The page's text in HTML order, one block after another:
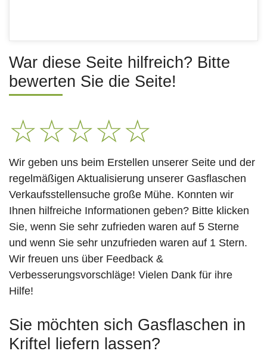
War diese Seite hilfreich? Bitte
bewerten Sie die Seite!
☆☆☆☆☆
Wir geben uns beim Erstellen unserer Seite und der
regelmäßigen Aktualisierung unserer Gasflaschen
Verkaufsstellensuche große Mühe. Konnten wir
Ihnen hilfreiche Informationen geben? Bitte klicken
Sie, wenn Sie sehr zufrieden waren auf 5 Sterne
und wenn Sie sehr unzufrieden waren auf 1 Stern.
Wir freuen uns über Feedback &
Verbesserungsvorschläge! Vielen Dank für ihre
Hilfe!
Sie möchten sich Gasflaschen in
Kriftel liefern lassen?